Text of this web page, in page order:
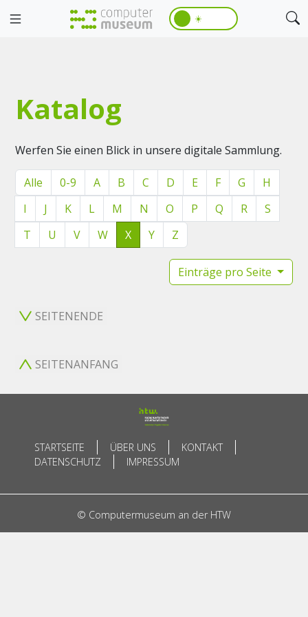
☀️
Katalog
Werfen Sie einen Blick in unsere digitale Sammlung.
Alle 0-9 A B C D E F G
H
I
J K L M N O P Q R
S
T
U V W X Y Z
Einträge pro Seite
SEITENENDE
SEITENANFANG
STARTSEITE ÜBER UNS
KONTAKT
DATENSCHUTZ
IMPRESSUM
© Computermuseum an der HTW